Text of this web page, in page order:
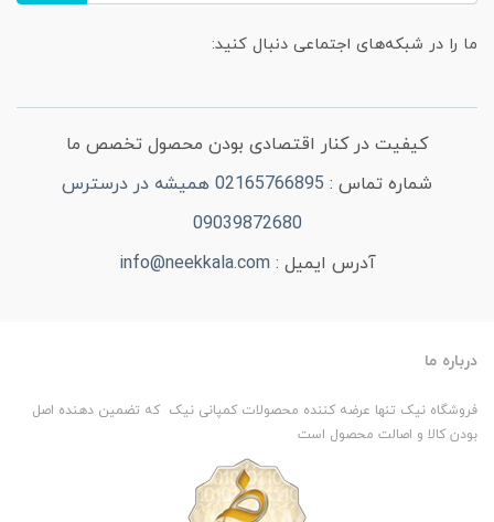
ما را در شبکه‌های اجتماعی دنبال کنید:
کیفیت در کنار اقتصادی بودن محصول تخصص ما
شماره تماس :
02165766895 همیشه در درسترس
09039872680
آدرس ایمیل : info@neekkala.com
درباره ما
فروشگاه نیک تنها عرضه کننده محصولات کمپانی نیک که تضمین دهنده اصل
بودن کالا و اصالت محصول است